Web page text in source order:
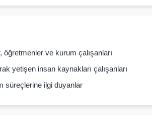
ve kurum çalışanları
yetişen insan kaynakları çalışanları
süreçlerine ilgi duyanlar